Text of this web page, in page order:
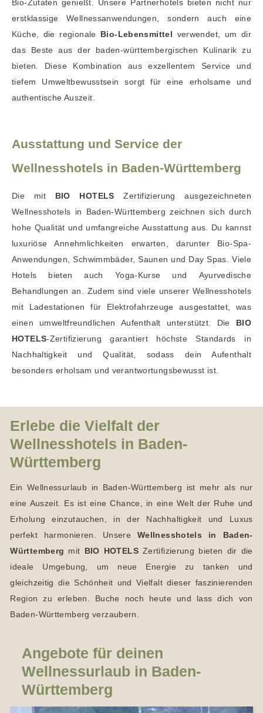
Bio-Zutaten genießt. Unsere Partnerhotels bieten nicht nur
erstklassige Wellnessanwendungen, sondern auch eine
Küche, die regionale
Bio-Lebensmittel
verwendet, um dir
das Beste aus der baden-württembergischen Kulinarik zu
bieten. Diese Kombination aus exzellentem Service und
tiefem Umweltbewusstsein sorgt für eine erholsame und
authentische Auszeit.
Ausstattung und Service der
Wellnesshotels in Baden-Württemberg
Die mit BIO HOTELS Zertifizierung ausgezeichneten
Wellnesshotels in Baden-Württemberg zeichnen sich durch
hohe Qualität und umfangreiche Ausstattung aus. Du kannst
luxuriöse Annehmlichkeiten erwarten, darunter Bio-Spa-
Anwendungen, Schwimmbäder, Saunen und Day Spas. Viele
Hotels bieten auch Yoga-Kurse und Ayurvedische
Behandlungen an. Zudem sind viele unserer Wellnesshotels
mit Ladestationen für Elektrofahrzeuge ausgestattet, was
einen umweltfreundlichen Aufenthalt unterstützt. Die BIO
HOTELS-Zertifizierung garantiert höchste Standards in
Nachhaltigkeit und Qualität, sodass dein Aufenthalt
besonders erholsam und verantwortungsbewusst ist.
Erlebe die Vielfalt der
Wellnesshotels in Baden-
Württemberg
Ein Wellnessurlaub in Baden-Württemberg ist mehr als nur
eine Auszeit. Es ist eine Chance, in eine Welt der Ruhe und
Erholung einzutauchen, in der Nachhaltigkeit und Luxus
perfekt harmonieren. Unsere Wellnesshotels in Baden-
Württemberg mit BIO HOTELSZertifizierung bieten dir die
ideale Umgebung, um neue Energie zu tanken und
gleichzeitig die Schönheit und Vielfalt dieser faszinierenden
Region zu erleben. Buche noch heute und lass dich von
Baden-Württemberg verzaubern.
Angebote für deinen
Wellnessurlaub in Baden-
Württemberg